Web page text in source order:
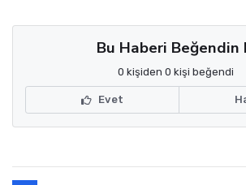
Bu Haberi Beğendin
0 kişiden 0 kişi beğendi
Evet